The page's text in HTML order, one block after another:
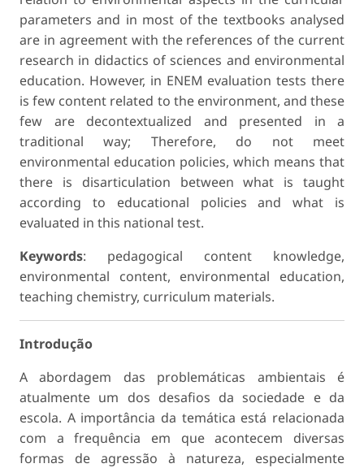
parameters and in most of the textbooks analysed
are in agreement with the references of the current
research in didactics of sciences and environmental
education. However, in ENEM evaluation tests there
is few content related to the environment, and these
few are decontextualized and presented in a
traditional way; Therefore, do not meet
environmental education policies, which means that
there is disarticulation between what is taught
according to educational policies and what is
evaluated in this national test.
Keywords: pedagogical content knowledge,
environmental content, environmental education,
teaching chemistry, curriculum materials.
Introdução
A abordagem das problemáticas ambientais é
atualmente um dos desafios da sociedade e da
escola. A importância da temática está relacionada
com a frequência em que acontecem diversas
formas de agressão à natureza, especialmente